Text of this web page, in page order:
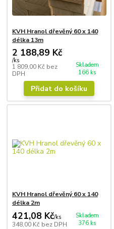
KVH Hranol dřevěný 60 x 140
délka 13m
2 188,89 Kč
/ks
1 809,00 Kč bez
DPH
Skladem
166 ks
Přidat do košíku
KVH Hranol dřevěný 60 x 140
délka 2m
421,08 Kč/ks
348,00 Kč bez DPH
Skladem
376 ks